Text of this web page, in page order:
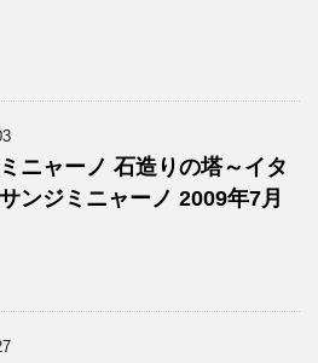
ニャーノ 石造りの塔～イタ
ンジミニャーノ 2009年7月